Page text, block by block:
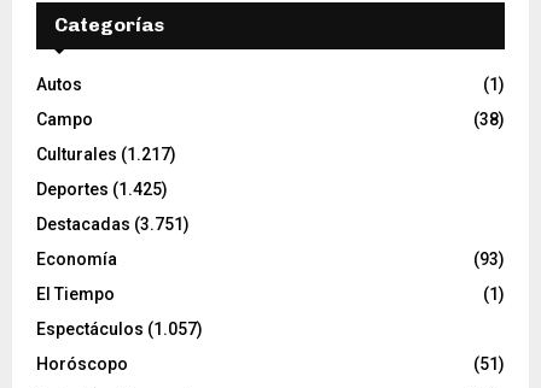
Categorías
Autos
(1)
Campo
(38)
Culturales (1.217)
Deportes (1.425)
Destacadas (3.751)
Economía
(93)
El Tiempo
(1)
Espectáculos (1.057)
Horóscopo
(51)